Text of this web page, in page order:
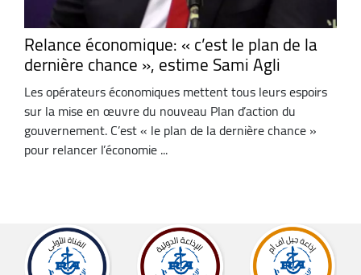
Relance économique: « c’est le plan de la
dernière chance », estime Sami Agli
Les opérateurs économiques mettent tous leurs espoirs
sur la mise en œuvre du nouveau Plan d’action du
gouvernement. C’est « le plan de la dernière chance »
pour relancer l’économie ...